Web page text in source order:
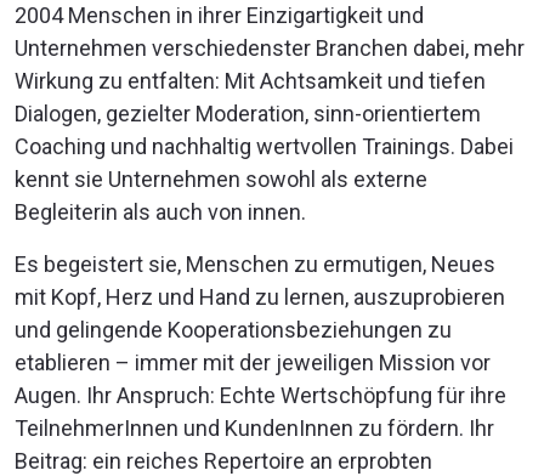
2004 Menschen in ihrer Einzigartigkeit und
Unternehmen verschiedenster Branchen dabei, mehr
Wirkung zu entfalten: Mit Achtsamkeit und tiefen
Dialogen, gezielter Moderation, sinn-orientiertem
Coaching und nachhaltig wertvollen Trainings. Dabei
kennt sie Unternehmen sowohl als externe
Begleiterin als auch von innen.
Es begeistert sie, Menschen zu ermutigen, Neues
mit Kopf, Herz und Hand zu lernen, auszuprobieren
und gelingende Kooperationsbeziehungen zu
etablieren – immer mit der jeweiligen Mission vor
Augen. Ihr Anspruch: Echte Wertschöpfung für ihre
TeilnehmerInnen und KundenInnen zu fördern. Ihr
Beitrag: ein reiches Repertoire an erprobten